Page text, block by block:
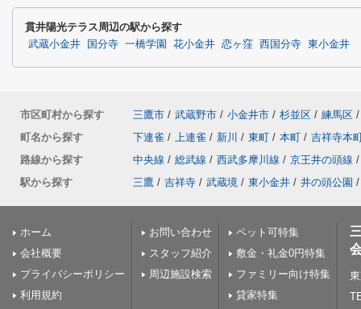
貫井陽光テラス周辺の駅から探す
武蔵小金井 国分寺 一橋学園 花小金井 恋ヶ窪 西国分寺 東小金井
市区町村から探す 三鷹市 / 武蔵野市 / 小金井市 / 杉並区 / 練馬区 /
町名から探す
下連雀 / 上連雀 / 新川 / 東町 / 本町 / 吉祥寺本
路線から探す
中央線 / 総武線 / 西武多摩川線 / 京王井の頭線 /
駅から探す
三鷹 / 吉祥寺 / 武蔵境 / 東小金井 / 井の頭公園 /
ホーム
会社概要
プライバシーポリシー
利用規約
お問い合わせ
スタッフ紹介
周辺施設検索
ペット可特集
敷金・礼金0円特集
ファミリー向け特集
貸家特集